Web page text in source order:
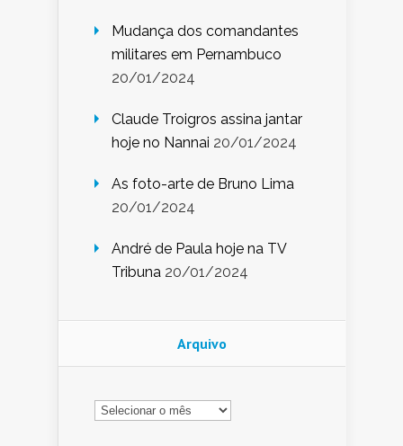
Mudança dos comandantes
militares em Pernambuco
20/01/2024
Claude Troigros assina jantar
hoje no Nannai 20/01/2024
As foto-arte de Bruno Lima
20/01/2024
André de Paula hoje na TV
Tribuna 20/01/2024
Arquivo
Arquivo